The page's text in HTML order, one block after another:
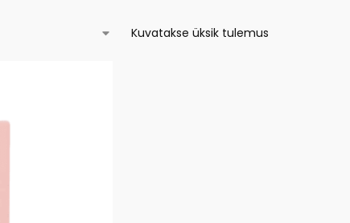
Kuvatakse üksik tulemus